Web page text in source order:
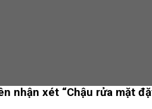
nhận xét “Chậu rửa mặt